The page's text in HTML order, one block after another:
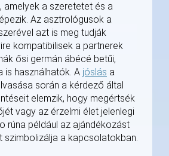
amelyek a szeretetet és a
Az asztrológusok a
azt is meg tudják
kompatibilisek a partnerek
ősi germán ábécé betűi,
is használhatók. A jóslás a
során a kérdező által
elemzik, hogy megértsék
vagy az érzelmi élet jelenlegi
rúna például az ajándékozást
szimbolizálja a kapcsolatokban.